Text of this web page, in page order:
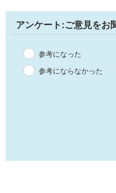
アンケート:ご意見をお
参考になった
参考にならなかった